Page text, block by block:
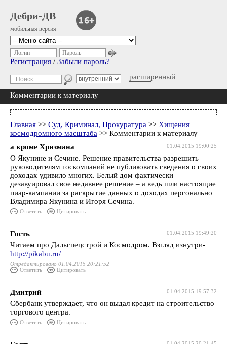
Дебри-ДВ
мобильная версия
расширенный
Логин Пароль
Регистрация / Забыли пароль?
Комментарии к материалу
Главная >> Суд, Криминал, Прокуратура >> Хищения
космодромного масштаба >> Комментарии к материалу
01.04.2015 19:00:25
а кроме Хризмана
О Якунине и Сечине. Решение правительства разрешить
руководителям госкомпаний не публиковать сведения о своих
доходах удивило многих. Белый дом фактически
дезавуировал свое недавнее решение – а ведь шли настоящие
пиар-кампании за раскрытие данных о доходах персонально
Владимира Якунина и Игоря Сечина.
Ответить Цитировать
01.04.2015 19:49:20
Гость
Читаем про Дальспецстрой и Космодром. Взгляд изнутри-
http://pikabu.ru/
Отредактировано 01.04.2015 20:21:52
Ответить
Цитировать
01.04.2015 19:57:32
Дмитрий
Сбербанк утверждает, что он выдал кредит на строительство
торгового центра.
Ответить Цитировать